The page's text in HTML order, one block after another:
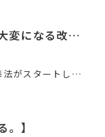
【外注してる会社が大変になる改正が始まりました。】
4月に入り、改正建築基準法がスタートしました。色んな計算を外…
。】